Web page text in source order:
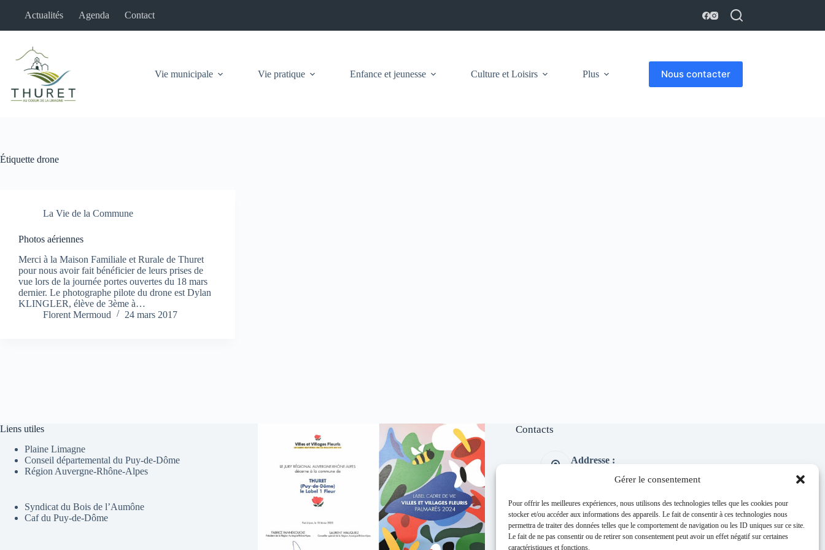
Gérer le consentement
Pour offrir les meilleures expériences, nous utilisons des technologies telles que les cookies pour
stocker et/ou accéder aux informations des appareils. Le fait de consentir à ces technologies nous
permettra de traiter des données telles que le comportement de navigation ou les ID uniques sur ce site.
Le fait de ne pas consentir ou de retirer son consentement peut avoir un effet négatif sur certaines
caractéristiques et fonctions.
Actualités Agenda Contact
Vie municipale Vie pratique Enfance et jeunesse Culture et Loisirs Plus Nous contacter
Étiquette drone
La Vie de la Commune
Photos aériennes
Merci à la Maison Familiale et Rurale de Thuret
pour nous avoir fait bénéficier de leurs prises de
vue lors de la journée portes ouvertes du 18 mars
dernier. Le photographe pilote du drone est Dylan
KLINGLER, élève de 3ème à…
Florent Mermoud
24 mars 2017
Liens utiles
Plaine Limagne
Conseil départemental du Puy-de-Dôme
Région Auvergne-Rhône-Alpes
Syndicat du Bois de l’Aumône
Caf du Puy-de-Dôme
Contacts
Addresse :
04 73 97 91 58
E-mail :
mairie@thuret.fr
Permanences :